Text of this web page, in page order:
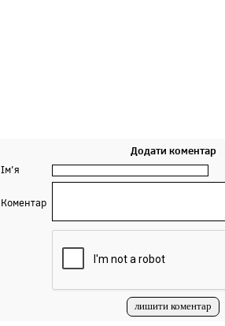
Додати коментар
Ім'я
Коментар